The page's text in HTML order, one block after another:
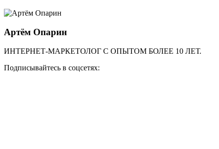
Артём Опарин
ИНТЕРНЕТ-МАРКЕТОЛОГ С ОПЫТОМ БОЛЕЕ 10 ЛЕТ.
Подписывайтесь в соцсетях: